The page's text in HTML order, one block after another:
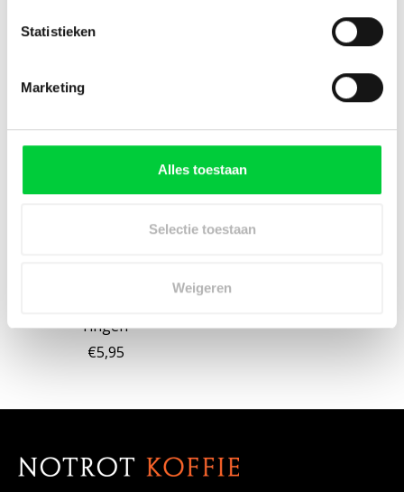
Statistieken
Marketing
Alles toestaan
Selectie toestaan
Weigeren
ringen
€5,95